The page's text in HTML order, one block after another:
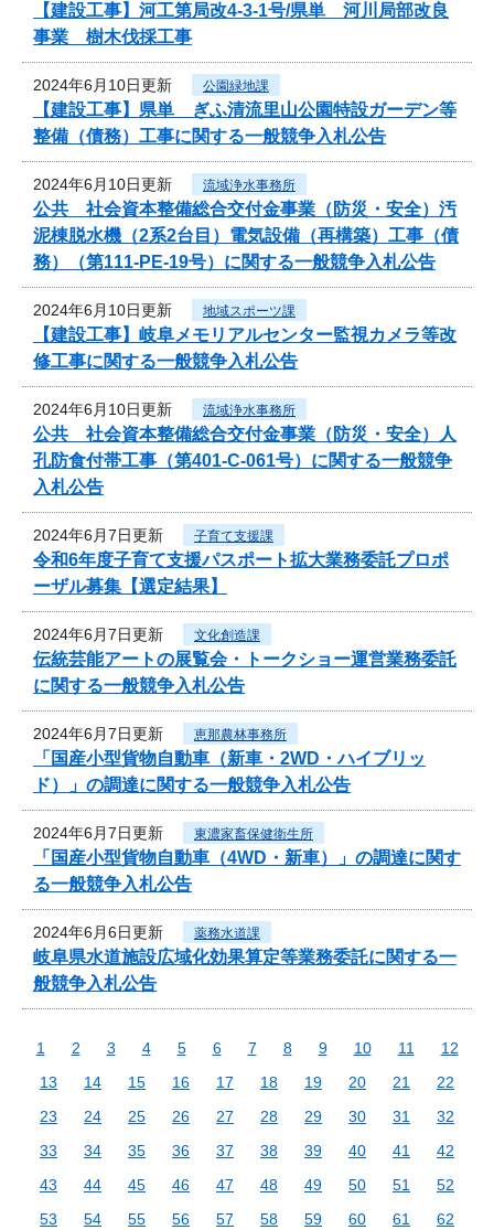
【建設工事】河工第局改4-3-1号/県単 河川局部改良
事業 樹木伐採工事
2024年6月10日更新 公園緑地課
【建設工事】県単 ぎふ清流里山公園特設ガーデン等
整備（債務）工事に関する一般競争入札公告
2024年6月10日更新 流域浄水事務所
公共 社会資本整備総合交付金事業（防災・安全）汚
泥棟脱水機（2系2台目）電気設備（再構築）工事（債
務）（第111-PE-19号）に関する一般競争入札公告
2024年6月10日更新 地域スポーツ課
【建設工事】岐阜メモリアルセンター監視カメラ等改
修工事に関する一般競争入札公告
2024年6月10日更新 流域浄水事務所
公共 社会資本整備総合交付金事業（防災・安全）人
孔防食付帯工事（第401-C-061号）に関する一般競争
入札公告
2024年6月7日更新 子育て支援課
令和6年度子育て支援パスポート拡大業務委託プロポ
ーザル募集【選定結果】
2024年6月7日更新 文化創造課
伝統芸能アートの展覧会・トークショー運営業務委託
に関する一般競争入札公告
2024年6月7日更新 恵那農林事務所
「国産小型貨物自動車（新車・2WD・ハイブリッ
ド）」の調達に関する一般競争入札公告
2024年6月7日更新 東濃家畜保健衛生所
「国産小型貨物自動車（4WD・新車）」の調達に関す
る一般競争入札公告
2024年6月6日更新 薬務水道課
岐阜県水道施設広域化効果算定等業務委託に関する一
般競争入札公告
1 2 3 4 5 6 7 8 9 10 11
12
13
14 15 16 17 18 19 20 21
22
23
24 25 26 27 28 29 30 31
32
33
34 35 36 37 38 39 40 41
42
43
44 45 46 47 48 49 50 51
52
53
54 55 56 57 58 59 60 61
62